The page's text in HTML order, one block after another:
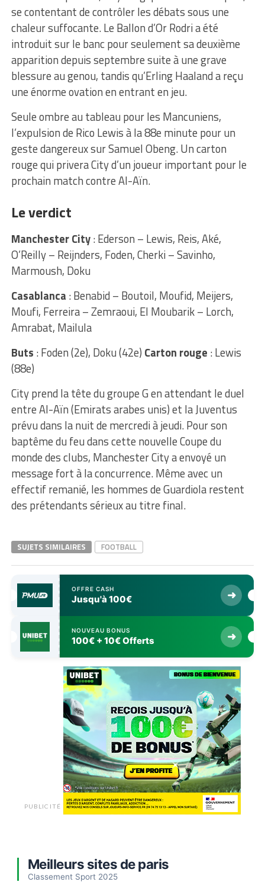
se contentant de contrôler les débats sous une
chaleur suffocante. Le Ballon d’Or Rodri a été
introduit sur le banc pour seulement sa deuxième
apparition depuis septembre suite à une grave
blessure au genou, tandis qu’Erling Haaland a reçu
une énorme ovation en entrant en jeu.
Seule ombre au tableau pour les Mancuniens,
l’expulsion de Rico Lewis à la 88e minute pour un
geste dangereux sur Samuel Obeng. Un carton
rouge qui privera City d’un joueur important pour le
prochain match contre Al-Aïn.
Le verdict
Manchester City: Ederson – Lewis, Reis, Aké,
O’Reilly – Reijnders, Foden, Cherki – Savinho,
Marmoush, Doku
Casablanca : Benabid – Boutoil, Moufid, Meijers,
Moufi, Ferreira – Zemraoui, El Moubarik – Lorch,
Amrabat, Mailula
Buts : Foden (2e), Doku (42e) Carton rouge : Lewis
(88e)
City prend la tête du groupe G en attendant le duel
entre Al-Aïn (Emirats arabes unis) et la Juventus
prévu dans la nuit de mercredi à jeudi. Pour son
baptême du feu dans cette nouvelle Coupe du
monde des clubs, Manchester City a envoyé un
message fort à la concurrence. Même avec un
effectif remanié, les hommes de Guardiola restent
des prétendants sérieux au titre final.
SUJETS SIMILAIRES FOOTBALL
OFFRE CASH
Jusqu'à 100€ ➜
NOUVEAU BONUS
100€ + 10€ Offerts ➜
PUBLICITÉ
Meilleurs sites de paris
Classement Sport 2025